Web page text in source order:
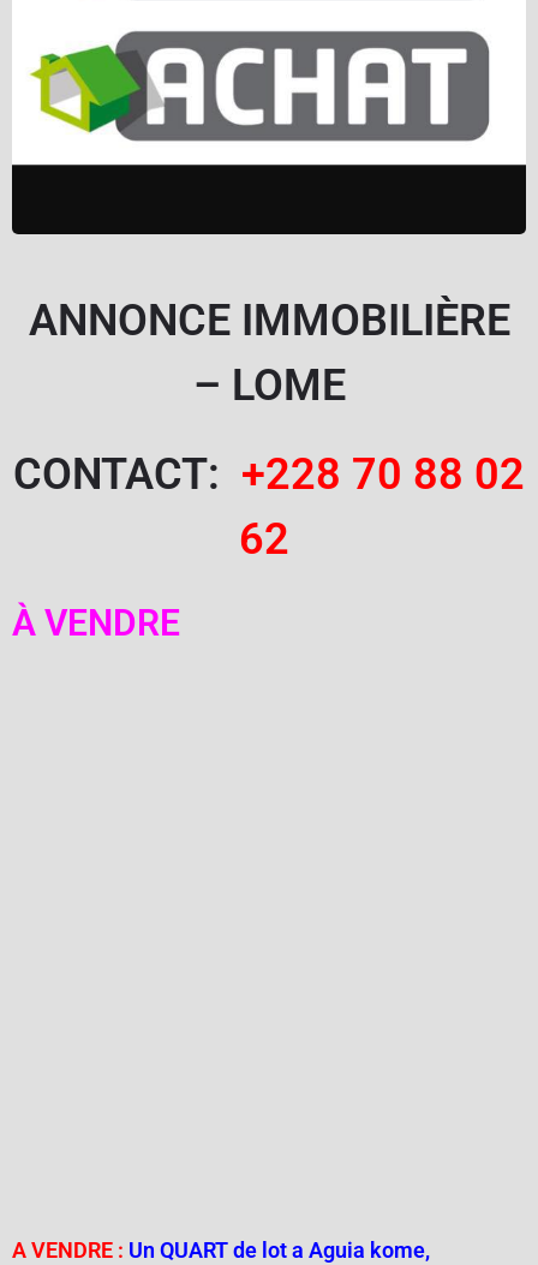
ANNONCE IMMOBILIÈRE
– LOME
CONTACT: +228 70 88 02
62
À VENDRE
A VENDRE : Un QUART de lot a Aguia kome,